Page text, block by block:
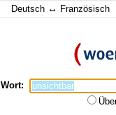
Deutsch ↔ Französisch
Wort: